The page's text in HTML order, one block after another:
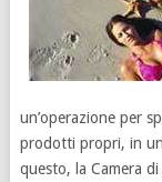
un’operazione per
prodotti propri, in
questo, la Camera